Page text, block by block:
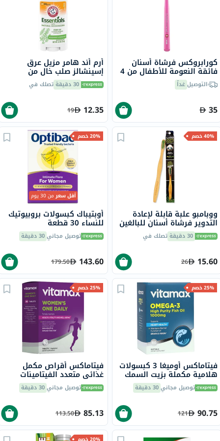
كورابروكس فرشاة أسنان
فائقة النعومة للأطفال من 4
سنوات فما فوق
التوصيلغداً
35
أرم أند هامر مزيل عرق
إسينشالز صلب خالٍ من
الألومنيوم مع مزيلات روائح
طبيعية منعشة 71 جرام
30 دقيقة تصلك في
12.35
19
40% خصم
ووبامبو علبة قابلة لإعادة
التدوير فرشاة أسنان للبالغين
من الخيزران متوسطة 1 قطعة
30 دقيقة تصلك في
15.60
26
20% خصم
أقل سعرمن 30 يوم
أوبتيباك كبسولات بروبيوتيك
للنساء 30 قطعة
توصيل مجاني30 دقيقة
143.60
179.50
25% خصم
فيتاماكس أوميغا 3 كبسولات
هلامية مكملة بزيت السمك
1000 ملجم حزمة من 60 توصيل مجاني30 دقيقة
90.75
121
25% خصم
فيتاماكس أقراص مكمل
غذائي متعدد الفيتامينات
للنساء، مرة واحدة يوميًا،
حزمة من 60توصيل مجاني30 دقيقة
85.13
113.50